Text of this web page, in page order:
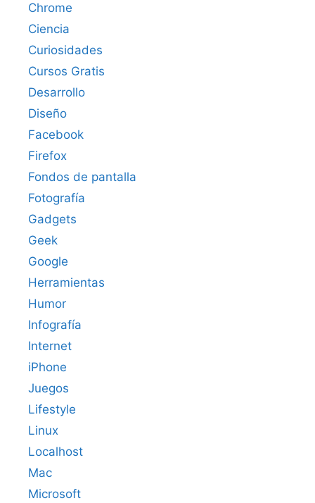
Chrome
Ciencia
Curiosidades
Cursos Gratis
Desarrollo
Diseño
Facebook
Firefox
Fondos de pantalla
Fotografía
Gadgets
Geek
Google
Herramientas
Humor
Infografía
Internet
iPhone
Juegos
Lifestyle
Linux
Localhost
Mac
Microsoft